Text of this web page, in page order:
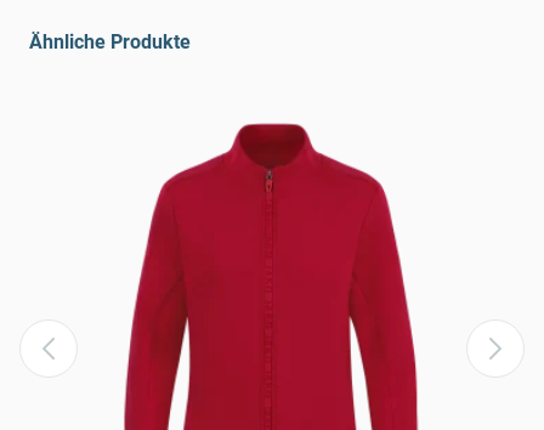
Ähnliche Produkte